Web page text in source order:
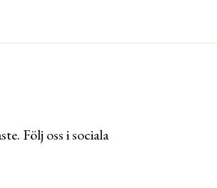
Följ oss i sociala